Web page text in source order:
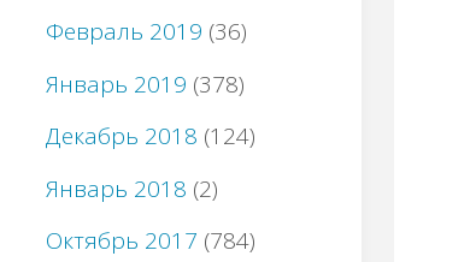
Февраль 2019 (36)
Январь 2019 (378)
Декабрь 2018 (124)
Январь 2018 (2)
Октябрь 2017 (784)